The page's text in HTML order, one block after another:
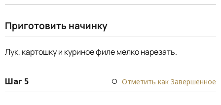
Приготовить начинку
Лук, картошку и куриное филе мелко нарезать.
Шаг 5 Отметить как Завершенное